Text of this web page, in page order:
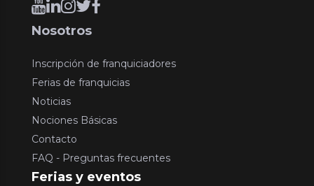
Nosotros
Inscripción de franquiciadores
Ferias de franquicias
Noticias
Nociones Básicas
Contacto
FAQ - Preguntas frecuentes
Ferias y eventos